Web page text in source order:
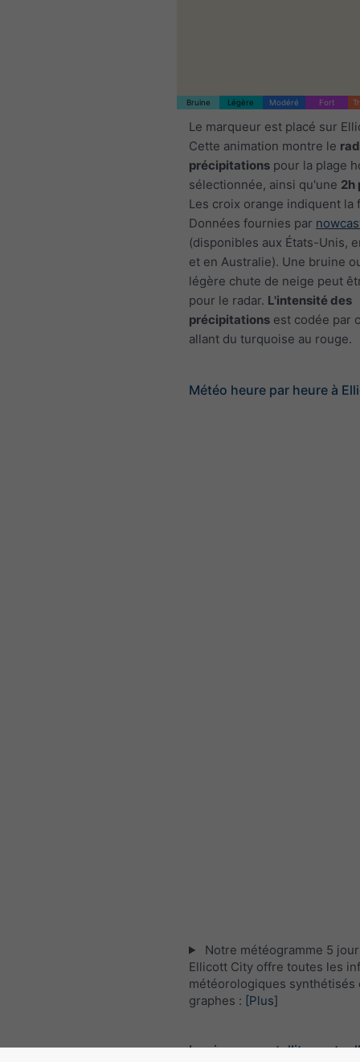
Bruine Légère Modéré Fort
Le marqueur est placé sur
Cette animation montre le
précipitations pour la plage
sélectionnée, ainsi qu'une 2h
Les croix orange indiquent la
Données fournies par
(disponibles aux États-Unis,
et en Australie). Une bruine
légère chute de neige peut
pour le radar. L'intensité des
précipitations est codée par
allant du turquoise au rouge.
Météo heure par heure à
Notre météogramme 5
Ellicott City offre toutes les
météorologiques synthétisés
graphes : [Plus]
Les images satellites